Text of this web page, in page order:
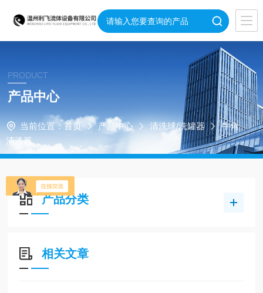
PRODUCT
产品中心
当前位置： 首页 产品中心 清洗球/洗罐器
牛角
清洗器
产品分类
相关文章